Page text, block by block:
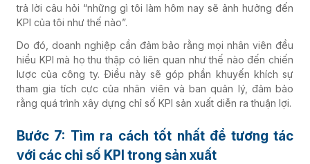
trả lời câu hỏi “những gì tôi làm hôm nay sẽ ảnh hưởng đến
KPI của tôi như thế nào”.
Do đó, doanh nghiệp cần đảm bảo rằng mọi nhân viên đều
hiểu KPI mà họ thu thập có liên quan như thế nào đến chiến
lược của công ty. Điều này sẽ góp phần khuyến khích sự
tham gia tích cực của nhân viên và ban quản lý, đảm bảo
rằng quá trình xây dựng chỉ số KPI sản xuất diễn ra thuận lợi.
Bước 7: Tìm ra cách tốt nhất để tương tác
với các chỉ số KPI trong sản xuất